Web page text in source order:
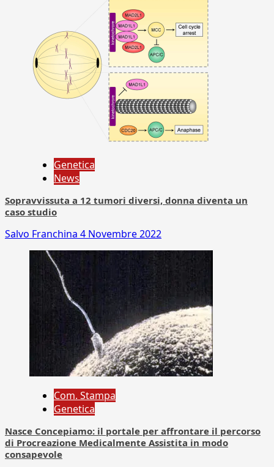
Genetica
News
Sopravvissuta a 12 tumori diversi, donna diventa un
caso studio
Salvo Franchina 4 Novembre 2022
Com. Stampa
Genetica
Nasce Concepiamo: il portale per affrontare il percorso
di Procreazione Medicalmente Assistita in modo
consapevole